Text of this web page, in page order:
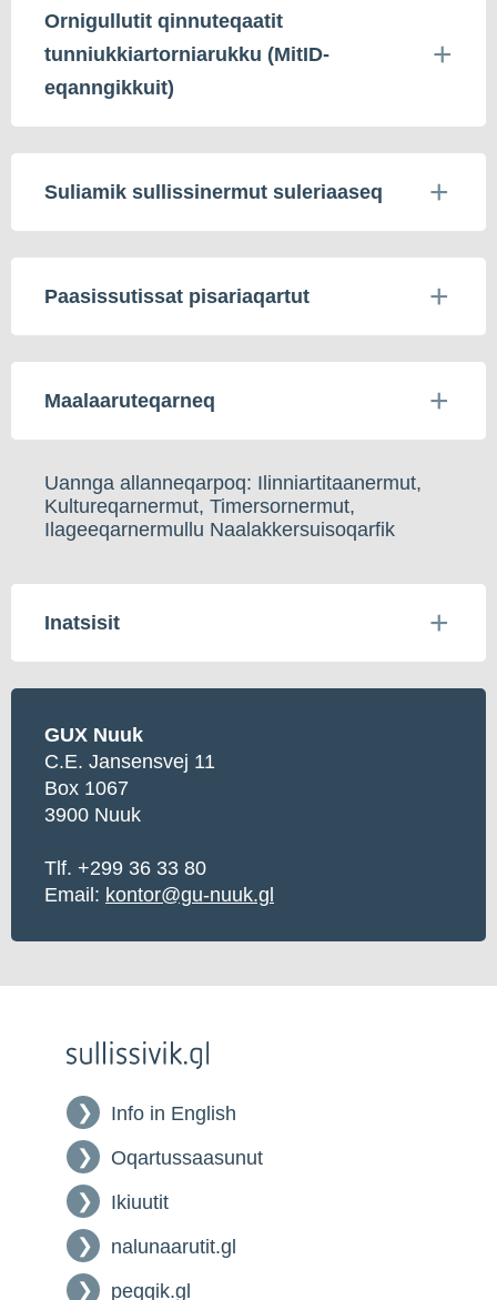
Ornigullutit qinnuteqaatit
tunniukkiartorniarukku (MitID-
eqanngikkuit)
Suliamik sullissinermut suleriaaseq
Paasissutissat pisariaqartut
Maalaaruteqarneq
Uannga allanneqarpoq: Ilinniartitaanermut,
Kultureqarnermut, Timersornermut,
Ilageeqarnermullu Naalakkersuisoqarfik
Inatsisit
GUX Nuuk
C.E. Jansensvej 11
Box 1067
3900 Nuuk
Tlf. +299 36 33 80
Email: kontor@gu-nuuk.gl
Info in English
Oqartussaasunut
Ikiuutit
nalunaarutit.gl
peqqik.gl